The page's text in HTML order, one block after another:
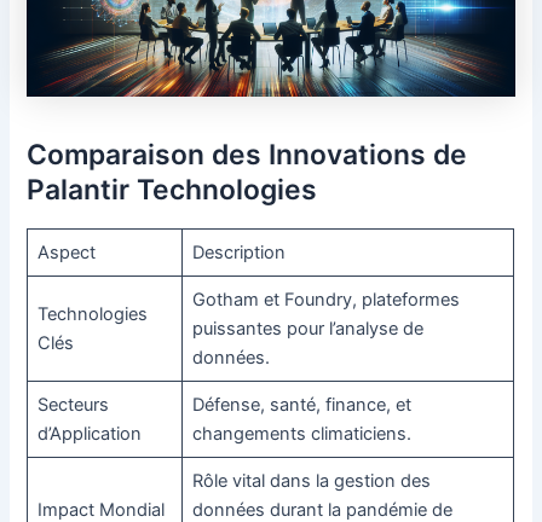
Comparaison des Innovations de
Palantir Technologies
Aspect Description
Technologies
Clés
Gotham et Foundry, plateformes
puissantes pour l’analyse de
données.
Secteurs
d’Application
Défense, santé, finance, et
changements climaticiens.
Impact Mondial
Rôle vital dans la gestion des
données durant la pandémie de